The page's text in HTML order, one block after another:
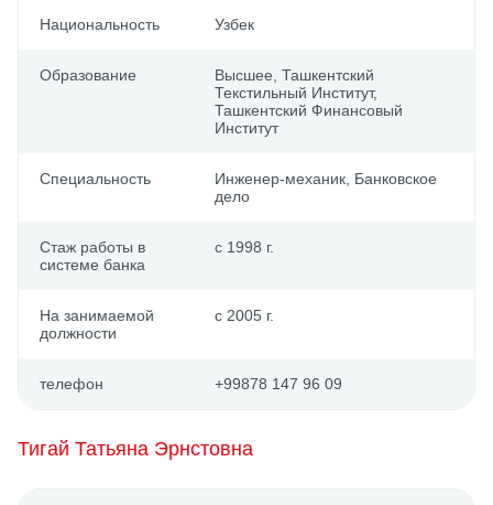
Национальность Узбек
Образование
Выcшее, Ташкентский
Текстильный Институт,
Ташкентский Финансовый
Институт
Специальность
Инженер-механик, Банковское
дело
Стаж работы в
системе банка
с 1998 г.
На занимаемой
должности
с 2005 г.
телефон +99878 147 96 09
Тигай Татьяна Эрнстовна